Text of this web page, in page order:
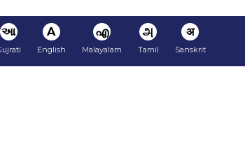
આ A
English
എ
Malayalam
அ
Tamil
अ
Sanskrit